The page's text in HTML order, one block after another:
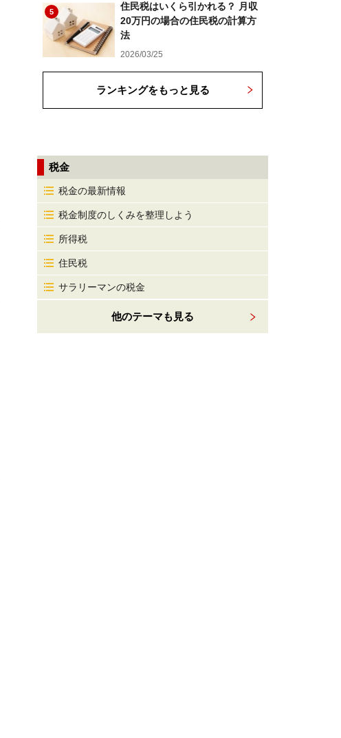
5
住民税はいくら引かれる？ 月収
20万円の場合の住民税の計算方
法
2026/03/25
ランキングをもっと見る
税金
税金の最新情報
税金制度のしくみを整理しよう
所得税
住民税
サラリーマンの税金
他のテーマも見る